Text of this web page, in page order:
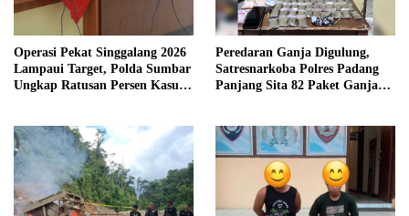
Operasi Pekat Singgalang 2026
Lampaui Target, Polda Sumbar
Ungkap Ratusan Persen Kasus
Peredaran Ganja Digulung,
Satresnarkoba Polres Padang
Panjang Sita 82 Paket Ganja